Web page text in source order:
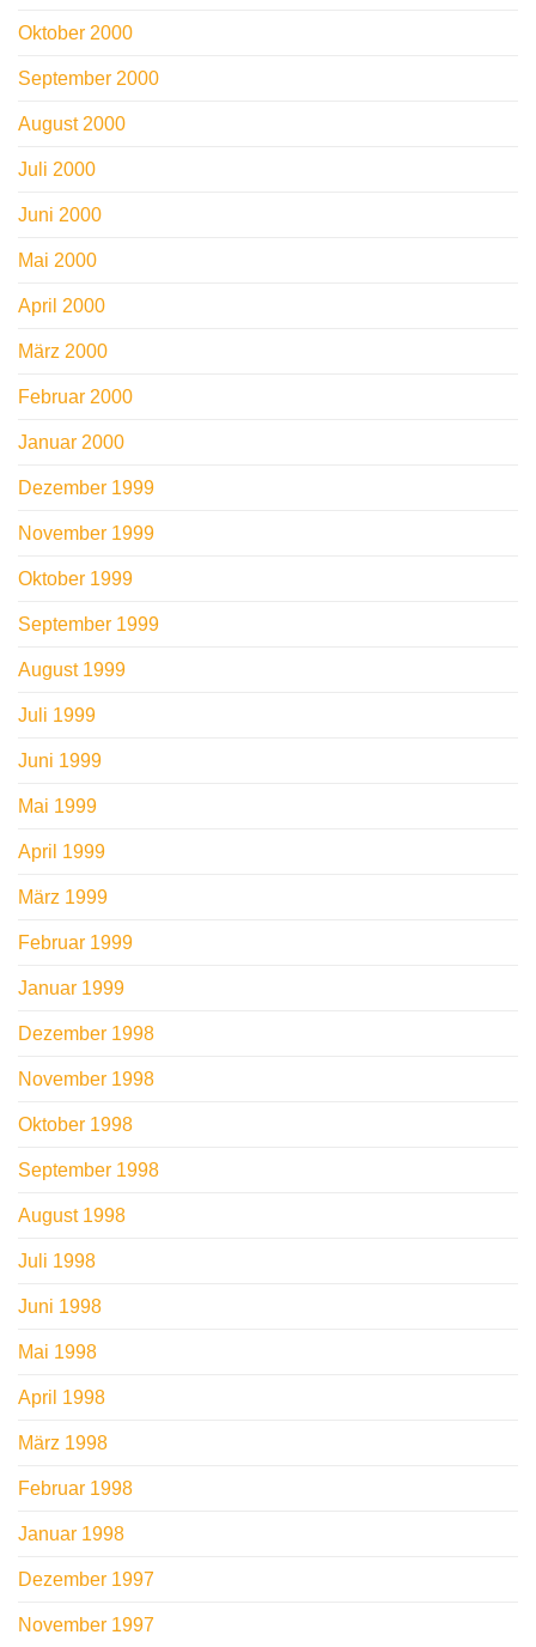
Oktober 2000
September 2000
August 2000
Juli 2000
Juni 2000
Mai 2000
April 2000
März 2000
Februar 2000
Januar 2000
Dezember 1999
November 1999
Oktober 1999
September 1999
August 1999
Juli 1999
Juni 1999
Mai 1999
April 1999
März 1999
Februar 1999
Januar 1999
Dezember 1998
November 1998
Oktober 1998
September 1998
August 1998
Juli 1998
Juni 1998
Mai 1998
April 1998
März 1998
Februar 1998
Januar 1998
Dezember 1997
November 1997